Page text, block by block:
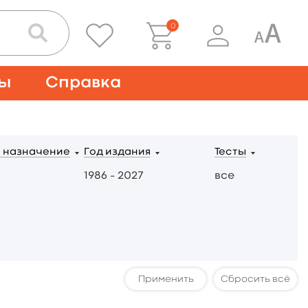
0
Справка
назначение Год издания
1986 – 2027
Тесты
все
Сбросить всё